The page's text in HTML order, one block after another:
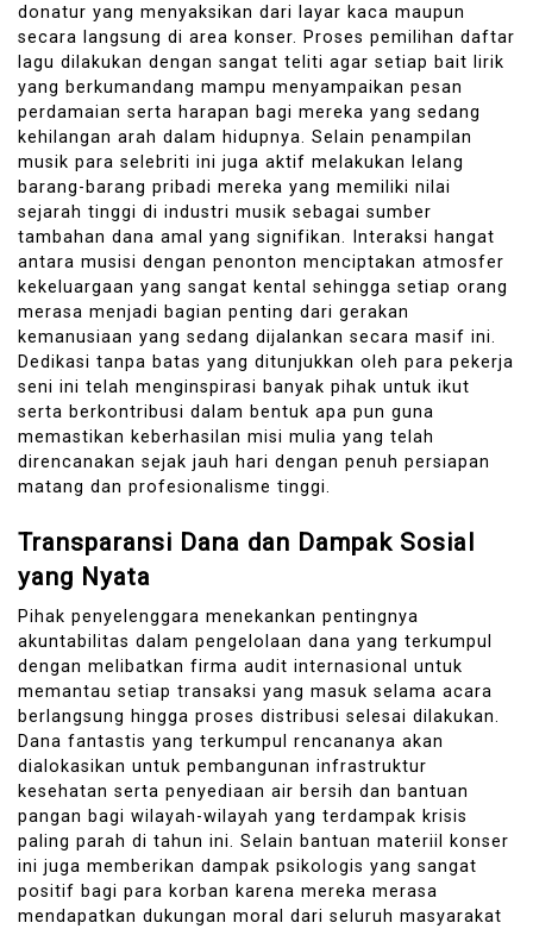
donatur yang menyaksikan dari layar kaca maupun
secara langsung di area konser. Proses pemilihan daftar
lagu dilakukan dengan sangat teliti agar setiap bait lirik
yang berkumandang mampu menyampaikan pesan
perdamaian serta harapan bagi mereka yang sedang
kehilangan arah dalam hidupnya. Selain penampilan
musik para selebriti ini juga aktif melakukan lelang
barang-barang pribadi mereka yang memiliki nilai
sejarah tinggi di industri musik sebagai sumber
tambahan dana amal yang signifikan. Interaksi hangat
antara musisi dengan penonton menciptakan atmosfer
kekeluargaan yang sangat kental sehingga setiap orang
merasa menjadi bagian penting dari gerakan
kemanusiaan yang sedang dijalankan secara masif ini.
Dedikasi tanpa batas yang ditunjukkan oleh para pekerja
seni ini telah menginspirasi banyak pihak untuk ikut
serta berkontribusi dalam bentuk apa pun guna
memastikan keberhasilan misi mulia yang telah
direncanakan sejak jauh hari dengan penuh persiapan
matang dan profesionalisme tinggi.
Transparansi Dana dan Dampak Sosial
yang Nyata
Pihak penyelenggara menekankan pentingnya
akuntabilitas dalam pengelolaan dana yang terkumpul
dengan melibatkan firma audit internasional untuk
memantau setiap transaksi yang masuk selama acara
berlangsung hingga proses distribusi selesai dilakukan.
Dana fantastis yang terkumpul rencananya akan
dialokasikan untuk pembangunan infrastruktur
kesehatan serta penyediaan air bersih dan bantuan
pangan bagi wilayah-wilayah yang terdampak krisis
paling parah di tahun ini. Selain bantuan materiil konser
ini juga memberikan dampak psikologis yang sangat
positif bagi para korban karena mereka merasa
mendapatkan dukungan moral dari seluruh masyarakat